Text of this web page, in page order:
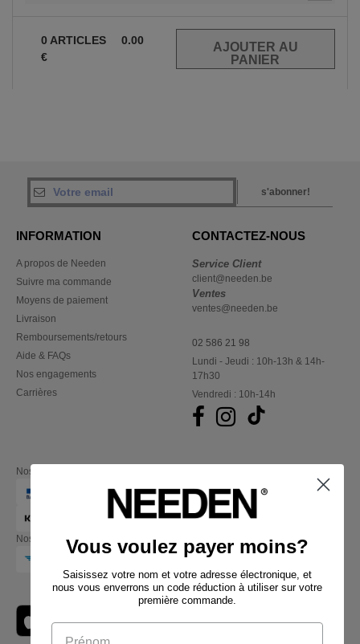
0 ARTICLES
0.00
€
s'abonner!
INFORMATION
A propos de Needen
Suivre ma commande
Moyens de paiement
Livraison
Remboursements/retours
Aide & FAQs
Nos engagements
Carrières
CONTACTEZ-NOUS
Service Client
client@needen.be
Ventes
ventes@needen.be
02 586 21 98
Lundi - Jeudi : 10h-13h & 14h-
17h30
Vendredi : 10h-14h
Nos partenaires financiers
Nos transporteursVous voulez payer moins?
Saisissez votre nom et votre adresse électronique, et
nous vous enverrons un code réduction à utiliser sur votre
première commande.